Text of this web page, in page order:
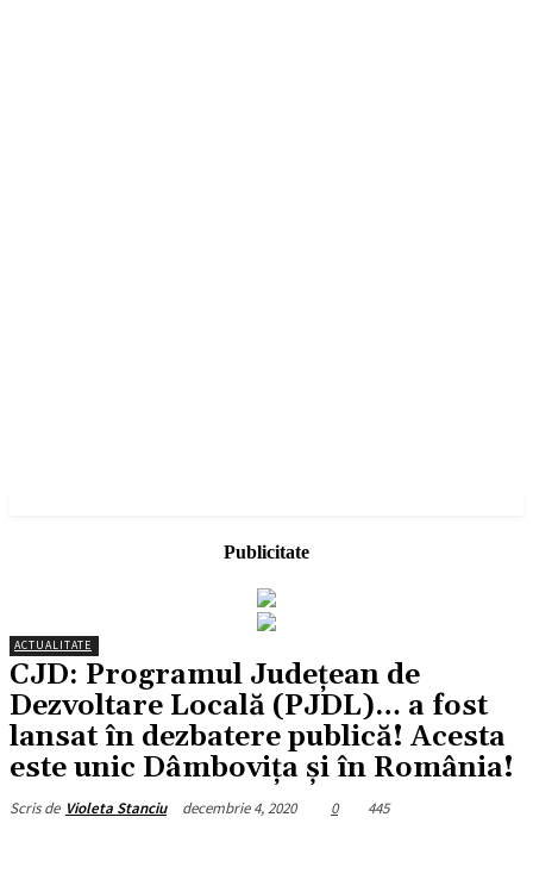
Publicitate
ACTUALITATE
CJD: Programul Județean de
Dezvoltare Locală (PJDL)… a fost
lansat în dezbatere publică! Acesta
este unic Dâmbovița și în România!
Scris de Violeta Stanciu decembrie 4, 2020 0 445